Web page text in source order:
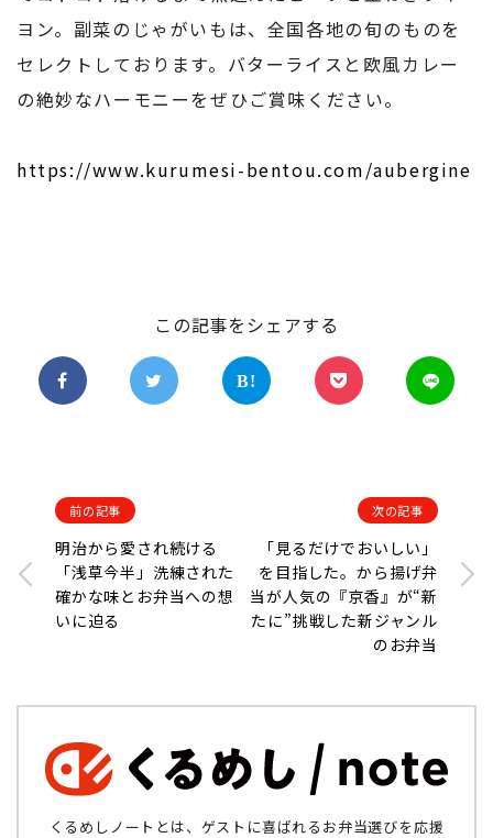
ヨン。副菜のじゃがいもは、全国各地の旬のものを
セレクトしております。バターライスと欧風カレー
の絶妙なハーモニーをぜひご賞味ください。
https://www.kurumesi-bentou.com/aubergine
この記事をシェアする
前の記事
明治から愛され続ける
「浅草今半」洗練された
確かな味とお弁当への想
いに迫る
次の記事
「見るだけでおいしい」
を目指した。から揚げ弁
当が人気の『京香』が“新
たに”挑戦した新ジャンル
のお弁当
くるめしノートとは、ゲストに喜ばれるお弁当選びを応援